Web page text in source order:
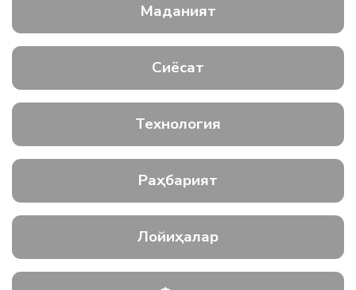
Маданият
Сиёсат
Технология
Раҳбарият
Лойиҳалар